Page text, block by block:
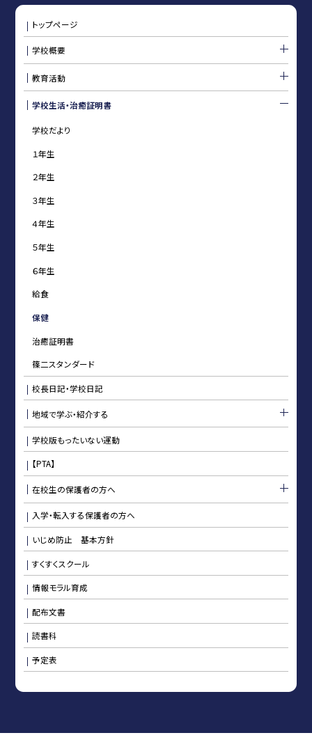
トップページ
学校概要
教育活動
学校生活・治癒証明書
学校だより
１年生
２年生
３年生
４年生
５年生
６年生
給食
保健
治癒証明書
篠二スタンダード
校長日記・学校日記
地域で学ぶ・紹介する
学校版もったいない運動
【PTA】
在校生の保護者の方へ
入学・転入する保護者の方へ
いじめ防止 基本方針
すくすくスクール
情報モラル育成
配布文書
読書科
予定表